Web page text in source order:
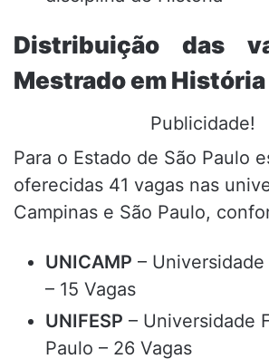
Distribuição das
Mestrado em
Publicidade!
Para o Estado de São Paulo
oferecidas 41 vagas nas
Campinas e São Paulo,
UNICAMP –
– 15 Vagas
UNIFESP – Universidade
Paulo – 26 Vagas